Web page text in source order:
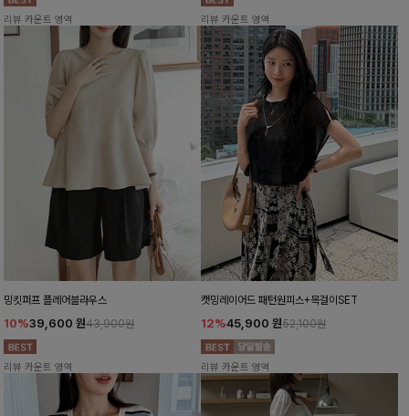
리뷰 카운트 영역 리뷰 카운트 영역
밍킷퍼프 플레어블라우스
10%39,600 원43,900원
리뷰 카운트 영역
캣밍레이어드 패턴원피스+목걸이SET
12%45,900 원52,100원
리뷰 카운트 영역